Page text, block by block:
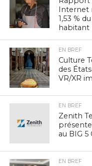
Internet
1,53 %
habitant
EN BREF
Culture
des
VR/XR
EN BREF
Zenith
au BIG 5
EN BREF